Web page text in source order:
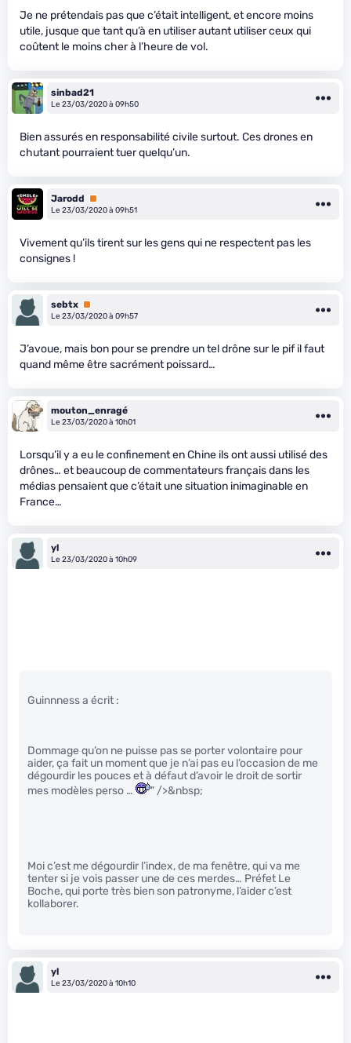
Je ne prétendais pas que c’était intelligent, et encore moins
utile, jusque que tant qu’à en utiliser autant utiliser ceux qui
coûtent le moins cher à l’heure de vol.
sinbad21
Le 23/03/2020 à 09h50
Bien assurés en responsabilité civile surtout. Ces drones en
chutant pourraient tuer quelqu’un.
Jarodd
Premium
Le 23/03/2020 à 09h51
Vivement qu’ils tirent sur les gens qui ne respectent pas les
consignes !
sebtx Premium
Le 23/03/2020 à 09h57
J’avoue, mais bon pour se prendre un tel drône sur le pif il faut
quand même être sacrément poissard…
mouton_enragé
Le 23/03/2020 à 10h01
Lorsqu’il y a eu le confinement en Chine ils ont aussi utilisé des
drônes… et beaucoup de commentateurs français dans les
médias pensaient que c’était une situation inimaginable en
France…
yl
Le 23/03/2020 à 10h09
Guinnness a écrit :
Dommage qu’on ne puisse pas se porter volontaire pour
aider, ça fait un moment que je n’ai pas eu l’occasion de me
dégourdir les pouces et à défaut d’avoir le droit de sortir
mes modèles perso …
" />&nbsp;
Moi c’est me dégourdir l’index, de ma fenêtre, qui va me
tenter si je vois passer une de ces merdes… Préfet Le
Boche, qui porte très bien son patronyme, l’aider c’est
kollaborer.
yl
Le 23/03/2020 à 10h10